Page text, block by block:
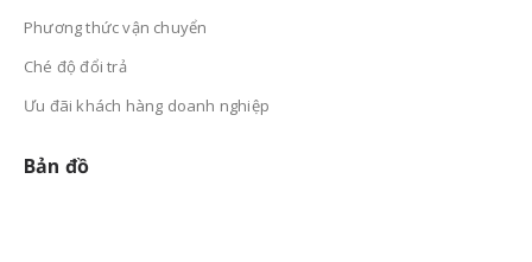
Phương thức vận chuyển
Ché độ đổi trả
Ưu đãi khách hàng doanh nghiệp
Bản đồ